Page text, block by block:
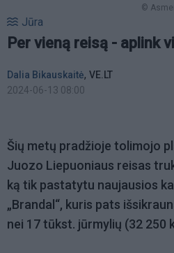
©
Jūra
Per vieną reisą - aplink
Dalia Bikauskaitė, VE.LT
2024-06-13 08:00
Šių metų pradžioje tolimojo
Juozo Liepuoniaus reisas
ką tik pastatytu naujausios
„Brandal“, kuris pats
nei 17 tūkst. jūrmylių (32 250